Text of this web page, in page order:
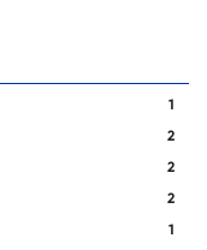
1
2
2
2
1